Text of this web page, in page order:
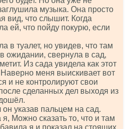
музыка. Она просто
вид, что слышит. Когда
ей, что пойду покурю, если
в туалет, но увидев, что там
ожидании, свернула в сад,
Из сада увидела как этот
меня выискивает вот
и не контролируют свои
сделанных дел выходя из
указав пальцем на сад.
Можно сказать то, что и там
я и показал на стоящих